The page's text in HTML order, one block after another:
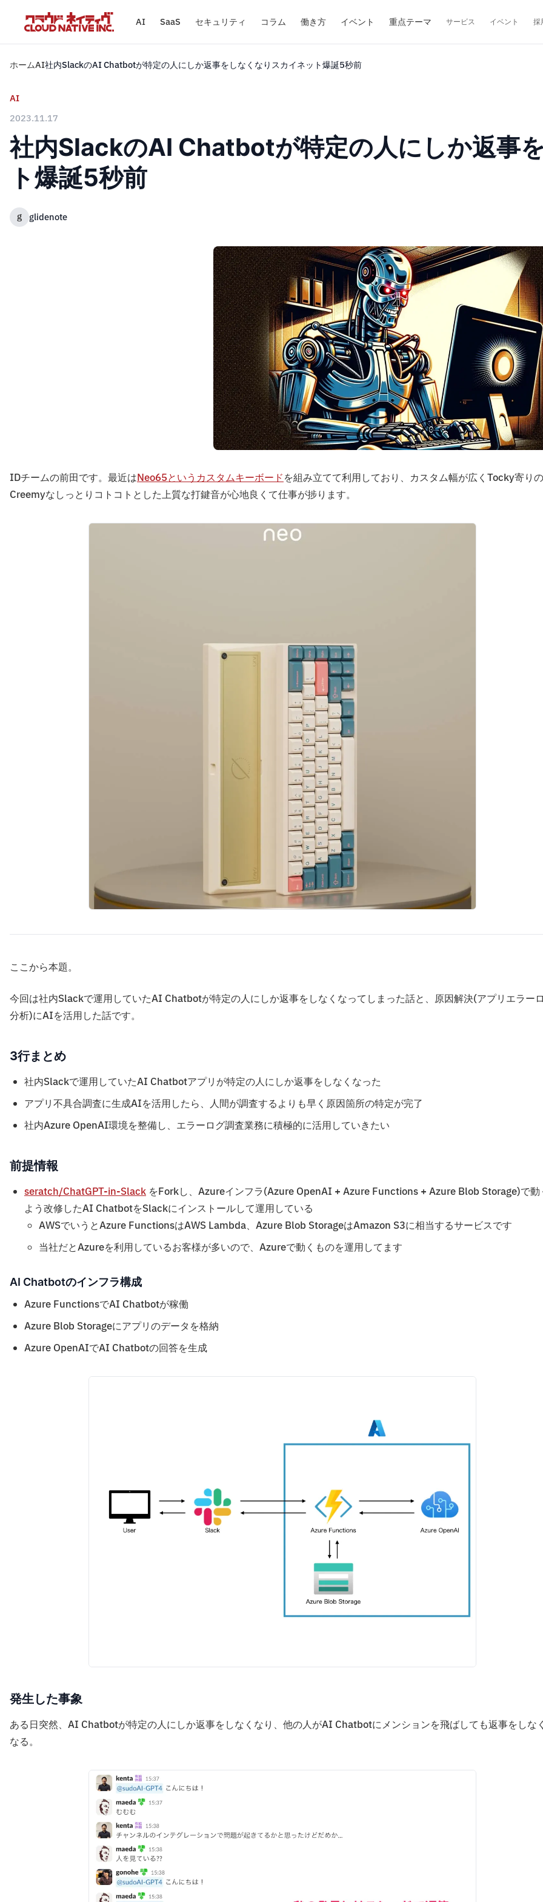
AI SaaS セキュリティ コラム 働き方 イベント 重点テーマ サービス イベント 採
ホームAI社内SlackのAI Chatbotが特定の人にしか返事をしなくなりスカイネット爆誕5秒前
AI
2023.11.17
社内SlackのAI Chatbotが特定の人にしか返事
ト爆誕5秒前
g glidenote
IDチームの前田です。最近はNeo65というカスタムキーボードを組み立てて利用しており、カスタム幅が広くTocky寄りの
Creemyなしっとりコトコトとした上質な打鍵音が心地良くて仕事が捗ります。
ここから本題。
今回は社内Slackで運用していたAI Chatbotが特定の人にしか返事をしなくなってしまった話と、原因解決(アプリエラー
分析)にAIを活用した話です。
3行まとめ
社内Slackで運用していたAI Chatbotアプリが特定の人にしか返事をしなくなった
アプリ不具合調査に生成AIを活用したら、人間が調査するよりも早く原因箇所の特定が完了
社内Azure OpenAI環境を整備し、エラーログ調査業務に積極的に活用していきたい
前提情報
seratch/ChatGPT-in-Slack をForkし、Azureインフラ(Azure OpenAI + Azure Functions + Azure Blob Storage)で動
よう改修したAI ChatbotをSlackにインストールして運用している
AWSでいうとAzure FunctionsはAWS Lambda、Azure Blob StorageはAmazon S3に相当するサービスです
当社だとAzureを利用しているお客様が多いので、Azureで動くものを運用してます
AI Chatbotのインフラ構成
Azure FunctionsでAI Chatbotが稼働
Azure Blob Storageにアプリのデータを格納
Azure OpenAIでAI Chatbotの回答を生成
発生した事象
ある日突然、AI Chatbotが特定の人にしか返事をしなくなり、他の人がAI Chatbotにメンションを飛ばしても返事をしな
なる。